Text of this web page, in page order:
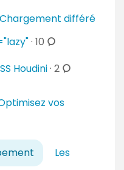
Chargement différé
· 10 c
m
e
Houdini· 2 c
o
m
t
vos
Les